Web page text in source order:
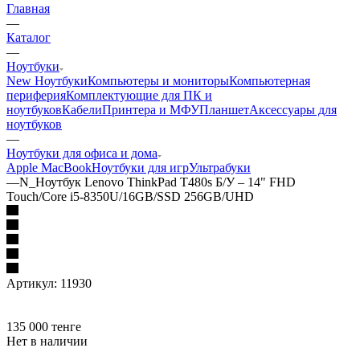
Главная
—
Каталог
—
Ноутбуки
New НоутбукиКомпьютеры и мониторыКомпьютерная
периферияКомплектующие для ПК и
ноутбуковКабелиПринтера и МФУПланшетАксессуары для
ноутбуков
—
Ноутбуки для офиса и дома
Apple MacBookНоутбуки для игрУльтрабуки
—N_Ноутбук Lenovo ThinkPad T480s Б/У – 14" FHD
Touch/Core i5-8350U/16GB/SSD 256GB/UHD
Артикул: 11930
135 000 тенге
Нет в наличии